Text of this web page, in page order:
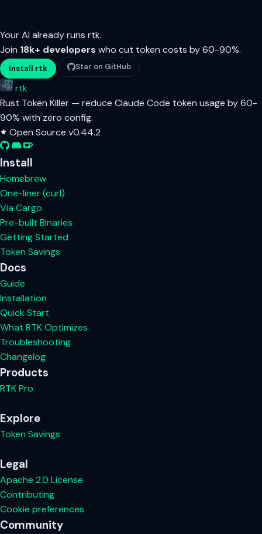
Your AI already runs rtk.
Join 18k+ developers who cut token costs by 60-90%.
Install rtk Star on GitHub
rtk
Rust Token Killer — reduce Claude Code token usage by 60-
90% with zero config.
Open Source v0.44.2
Install
Homebrew
One-liner (curl)
Via Cargo
Pre-built Binaries
Getting Started
Token Savings
Docs
Guide
Installation
Quick Start
What RTK Optimizes
Troubleshooting
Changelog
Products
RTK Pro
Explore
Token Savings
Legal
Apache 2.0 License
Contributing
Cookie preferences
Community